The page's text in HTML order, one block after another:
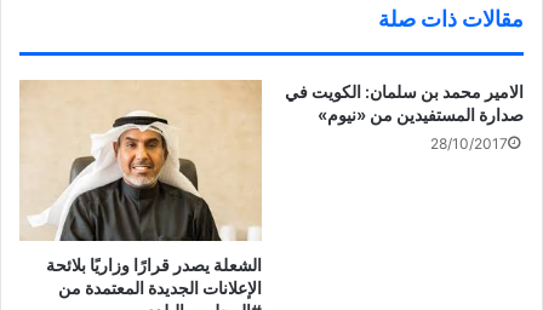
بسمة دخول للسياحة تمنح بالمنفذ مباشرة وتعديلاته.
وبناءً على عرض وكيل الوزارة بالتكليف.
مقالات ذات صلة
الامير محمد بن سلمان: الكويت في
صدارة المستفيدين من «نيوم»
28/10/2017
الشعلة يصدر قرارًا وزاريًا بلائحة
الإعلانات الجديدة المعتمدة من